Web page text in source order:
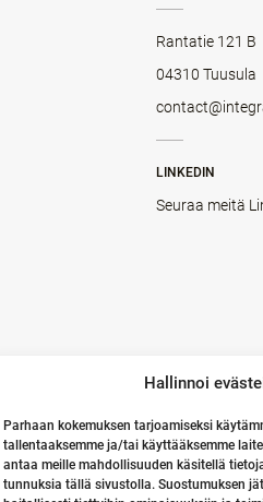
Hallinnoi
Parhaan kokemuksen tarjoamiseksi
tallentaaksemme ja/tai käyttääksemme
antaa meille mahdollisuuden käsitellä
tunnuksia tällä sivustolla. Suostumuksen
Rantatie 121 B
04310 Tuusula
LINKEDIN
Seuraa meitä